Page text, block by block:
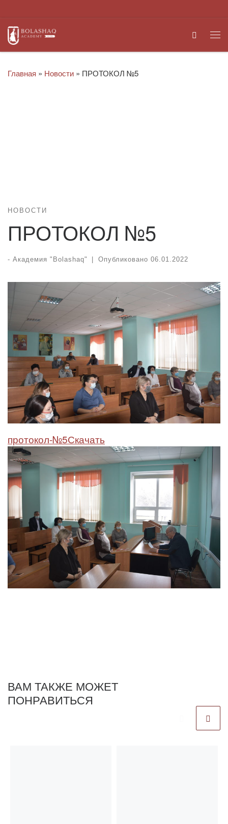
Search
Главная » Новости » ПРОТОКОЛ №5
НОВОСТИ
ПРОТОКОЛ №5
- Академия "Bolashaq" | Опубликовано 06.01.2022
протокол-№5Скачать
ВАМ ТАКЖЕ МОЖЕТ
ПОНРАВИТЬСЯ